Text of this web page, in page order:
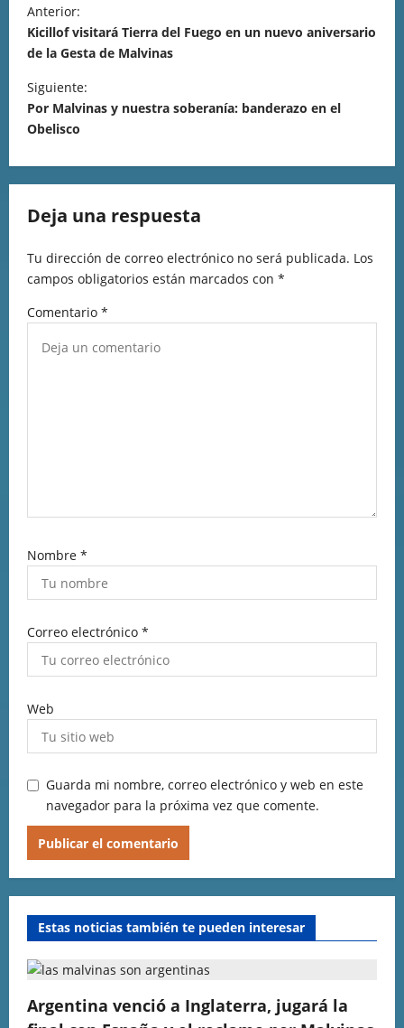
Anterior:
Kicillof visitará Tierra del Fuego en un nuevo aniversario
de la Gesta de Malvinas
Siguiente:
Por Malvinas y nuestra soberanía: banderazo en el
Obelisco
Deja una respuesta
Tu dirección de correo electrónico no será publicada. Los
campos obligatorios están marcados con *
Comentario *
Nombre *
Correo electrónico *
Web
Guarda mi nombre, correo electrónico y web en este
navegador para la próxima vez que comente.
Estas noticias también te pueden interesar
Argentina venció a Inglaterra, jugará la